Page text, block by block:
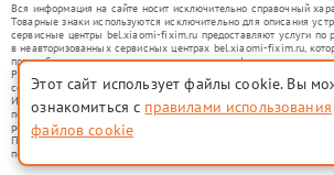
Вся информация на сайте носит исключительно справочный
Товарные знаки используются исключительно для описания
сервисные центры bel.xiaomi-fixim.ru предоставляют услуги по
в неавторизованных сервисных центрах bel.xiaomi-fixim.ru,
правообладателями товарных знаков или их официальными
Ремонт осуществляется для устройств, уже введенных в
со статьей 1487 ГК РФ.
Использование товарных знаков не преследует цели
потребителей в заблуждение, а служит для информирования о
ремонту техники указанных брендов.
Представленная на сайте информация не является публичной
положениями Статьи 437(2) Гражданского кодекса РФ
Этот сайт использует файлы cookie. Вы
ознакомиться с правилами использования
файлов cookie